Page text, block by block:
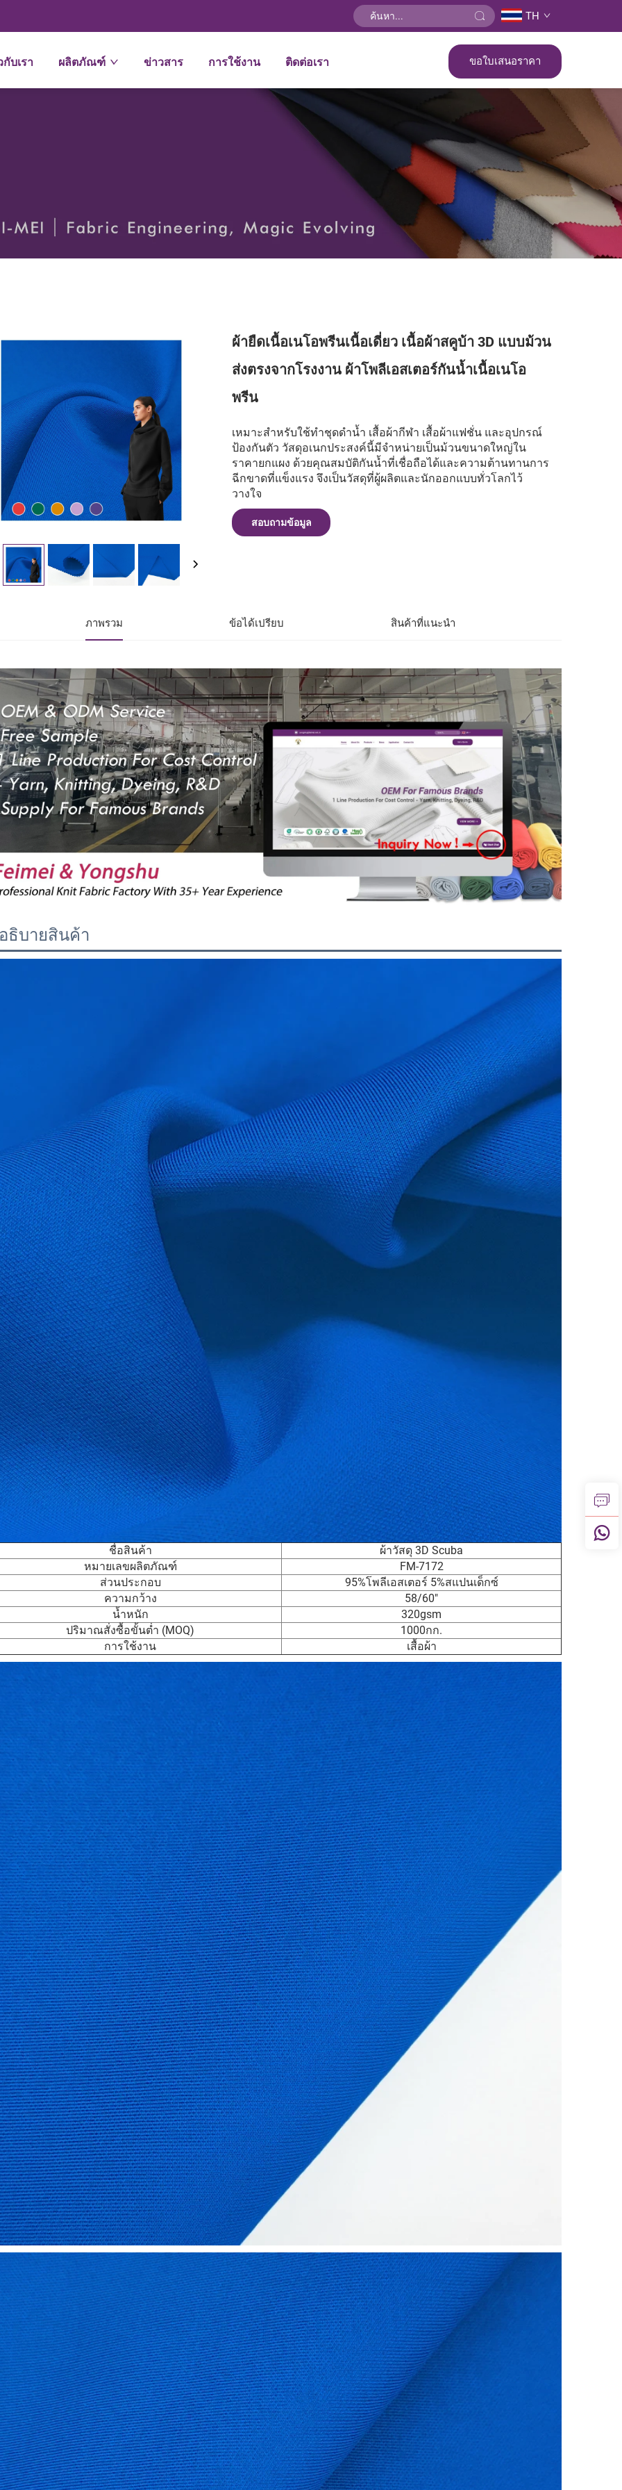
TH
กับเรา ผลิตภัณฑ์ ข่าวสาร การใช้งาน ติดต่อเรา ขอใบเสนอราคา
ผ้ายืดเนื้อเนโอพรีนเนื้อเดี่ยว เนื้อผ้าสคูบ้า 3D แบบม้วน
ส่งตรงจากโรงงาน ผ้าโพลีเอสเตอร์กันน้ำเนื้อเนโอ
พรีน
เหมาะสำหรับใช้ทำชุดดำน้ำ เสื้อผ้ากีฬา เสื้อผ้าแฟชั่น และอุปกรณ์
ป้องกันตัว วัสดุอเนกประสงค์นี้มีจำหน่ายเป็นม้วนขนาดใหญ่ใน
ราคายกแผง ด้วยคุณสมบัติกันน้ำที่เชื่อถือได้และความต้านทานการ
ฉีกขาดที่แข็งแรง จึงเป็นวัสดุที่ผู้ผลิตและนักออกแบบทั่วโลกไว้
วางใจ
สอบถามข้อมูล
ภาพรวม ข้อได้เปรียบ สินค้าที่แนะนำ
ธิบายสินค้า
ชื่อสินค้า
ผ้าวัสดุ 3D Scuba
หมายเลขผลิตภัณฑ์
FM-7172
ส่วนประกอบ
95%โพลีเอสเตอร์ 5%สแปนเด็กซ์
ความกว้าง
58/60"
น้ำหนัก
320gsm
ปริมาณสั่งซื้อขั้นต่ำ (MOQ)
1000กก.
การใช้งาน
เสื้อผ้า